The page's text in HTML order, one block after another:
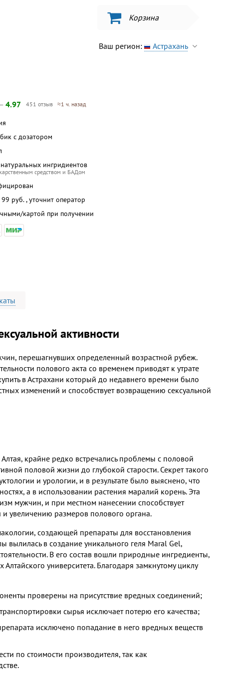
Корзина
Ваш регион: Астрахань
4.97 451 отзыв ≈1 ч. назад
с дозатором
ингридиентов
средством и БАДом
99 руб. , уточнит оператор
картой при получении
активности
перешагнувших определенный возрастной рубеж.
полового акта со временем приводят к утрате
в Астрахани который до недавнего времени было
изменений и способствует возвращению сексуальной
крайне редко встречались проблемы с половой
половой жизни до глубокой старости. Секрет такого
и урологии, и в результате было выяснено, что
а в использовании растения маралий корень. Эта
мужчин, и при местном нанесении способствует
увеличению размеров полового органа.
создающей препараты для восстановления
в создание уникального геля Maral Gel,
В его состав вошли природные ингредиенты,
университета. Благодаря замкнутому циклу
проверены на присутствие вредных соединений;
сырья исключает потерю его качества;
исключено попадание в него вредных веществ
по стоимости производителя, так как